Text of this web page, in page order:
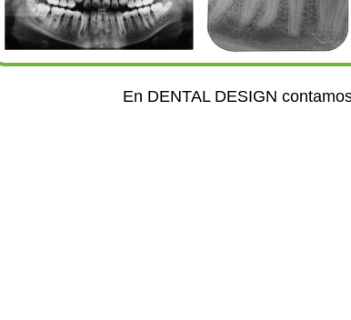
En DENTAL DESIGN